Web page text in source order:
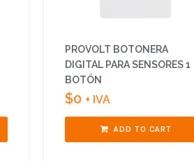
PROVOLT BOTONERA
DIGITAL PARA SENSORES 1
BOTÓN
$0 + IVA
ADD TO CART